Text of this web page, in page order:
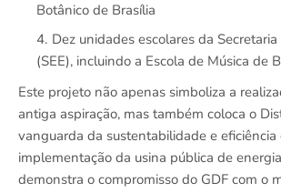
Botânico de Brasília
Dez unidades escolares da
(SEE), incluindo a Escola de Música de
Este projeto não apenas simboliza a
antiga aspiração, mas também coloca o
vanguarda da sustentabilidade e eficiência
implementação da usina pública de
demonstra o compromisso do GDF com o